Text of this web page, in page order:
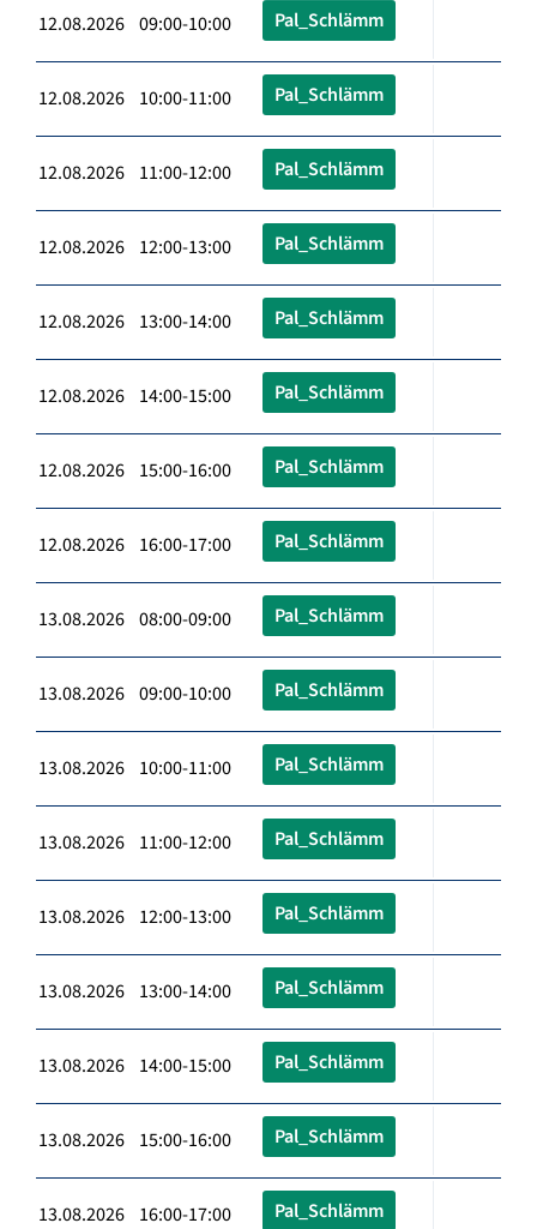
12.08.2026 09:00-10:00 Pal_Schlämm
12.08.2026 10:00-11:00 Pal_Schlämm
12.08.2026 11:00-12:00 Pal_Schlämm
12.08.2026 12:00-13:00 Pal_Schlämm
12.08.2026 13:00-14:00 Pal_Schlämm
12.08.2026 14:00-15:00 Pal_Schlämm
12.08.2026 15:00-16:00 Pal_Schlämm
12.08.2026 16:00-17:00 Pal_Schlämm
13.08.2026 08:00-09:00 Pal_Schlämm
13.08.2026 09:00-10:00 Pal_Schlämm
13.08.2026 10:00-11:00 Pal_Schlämm
13.08.2026 11:00-12:00 Pal_Schlämm
13.08.2026 12:00-13:00 Pal_Schlämm
13.08.2026 13:00-14:00 Pal_Schlämm
13.08.2026 14:00-15:00 Pal_Schlämm
13.08.2026 15:00-16:00 Pal_Schlämm
13.08.2026 16:00-17:00 Pal_Schlämm